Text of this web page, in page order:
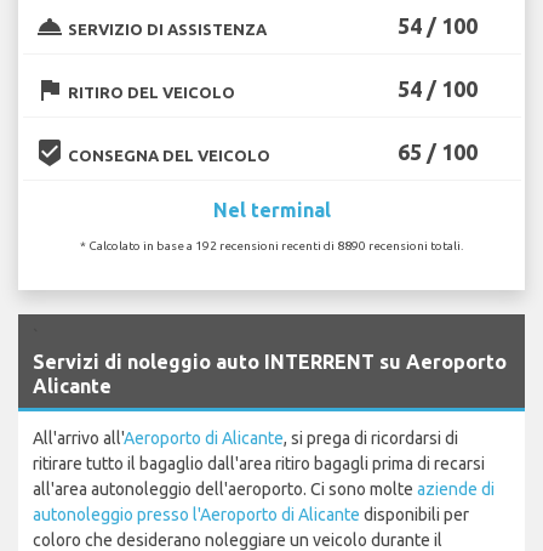
room_service SERVIZIO DI ASSISTENZA 54 / 100
flag RITIRO DEL VEICOLO 54 / 100
beenhere CONSEGNA DEL VEICOLO 65 / 100
Nel terminal
* Calcolato in base a 192 recensioni recenti di 8890 recensioni totali.
Servizi di noleggio auto INTERRENT su Aeroporto
Alicante
All'arrivo all'Aeroporto di Alicante, si prega di ricordarsi di
ritirare tutto il bagaglio dall'area ritiro bagagli prima di recarsi
all'area autonoleggio dell'aeroporto. Ci sono molte aziende di
autonoleggio presso l'Aeroporto di Alicante disponibili per
coloro che desiderano noleggiare un veicolo durante il